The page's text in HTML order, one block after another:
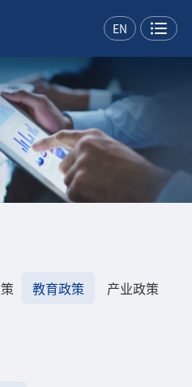
EN
教育政策
产业政策